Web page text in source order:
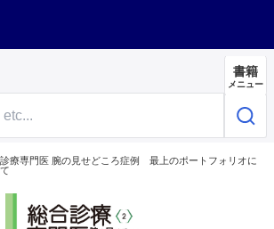
書籍
メニュー
療専門医 腕の見せどころ症例 最上のポートフォリオに